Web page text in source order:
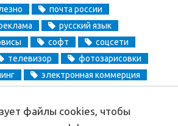
почта россии
русский язык
софт
соцсети
телевизор
фотозарисовки
электронная коммерция
файлы cookies, чтобы